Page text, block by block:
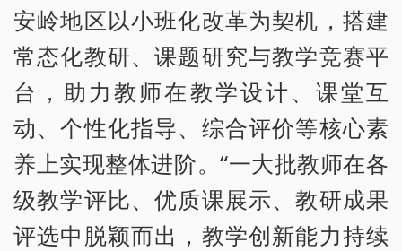
安岭地区以小班化改革为契机，搭建
常态化教研、课题研究与教学竞赛平
台，助力教师在教学设计、课堂互
动、个性化指导、综合评价等核心素
养上实现整体进阶。“一大批教师在各
级教学评比、优质课展示、教研成果
评选中脱颖而出，教学创新能力持续